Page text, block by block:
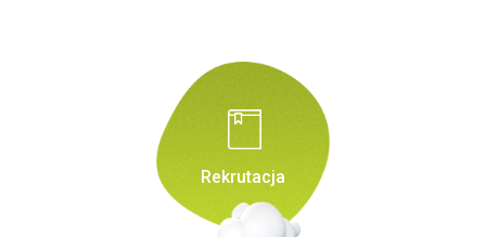
Rekrutacja